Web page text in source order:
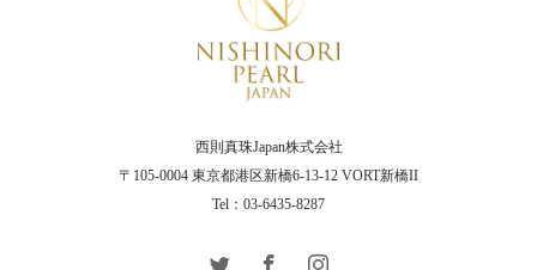
西則真珠Japan株式会社
〒105-0004 東京都港区新橋6-13-12 VORT新橋II
Tel：03-6435-8287